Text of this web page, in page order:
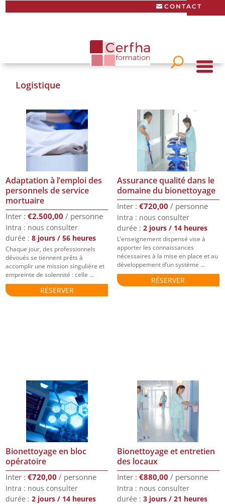
CONTACT
Logistique
Adaptation à l’emploi des
personnels de service
mortuaire
€2.500,00
Intra : nous consulter
durée :8 jours / 56 heures
Chaque jour, des professionnels
dévoués se tiennent prêts à
accomplir une mission singulière et
empreinte de solennité : celle ...
RÉSERVER
Assurance qualité dans le
domaine du bionettoyage
€720,00
Intra : nous consulter
durée : 2 jours / 14 heures
L’enseignement dispensé vise à
apporter les connaissances
nécessaires à la mise en place et au
développement d’un système ...
RÉSERVER
Bionettoyage en bloc
opératoire
€720,00
Intra : nous consulter
durée :2 jours / 14 heures
Bionettoyage et entretien
des locaux
€880,00
Intra : nous consulter
durée : 3 jours / 21 heures